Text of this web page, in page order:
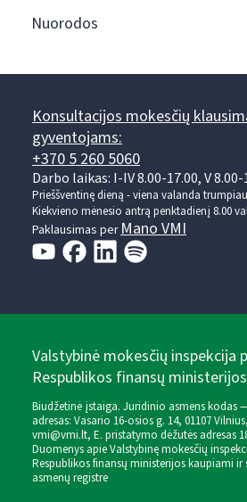
Nuorodos
Konsultacijos mokesčių
gyventojams:
+370 5 260 5060
Darbo laikas: I-IV 8.00-17.00, V 8.00-
Prieššventinę dieną - viena valanda
Kiekvieno mėnesio antrą penktadienį 8.00
Paklausimas per Mano VMI
Valstybinė mokesčių inspekcija
Respublikos finansų ministerijos
Biudžetinė įstaiga. Juridinio asmens kodas —
adresas: Vasario 16-osios g. 14, 01107
vmi@vmi.lt, E. pristatymo dėžutės adresas
Duomenys apie Valstybinę mokesčių
Respublikos finansų ministerijos kaupiami
asmenų registre